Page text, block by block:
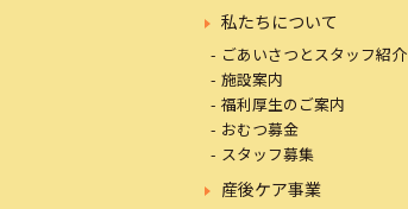
私たちについて
ごあいさつとスタッフ紹介
施設案内
福利厚生のご案内
おむつ募金
スタッフ募集
産後ケア事業